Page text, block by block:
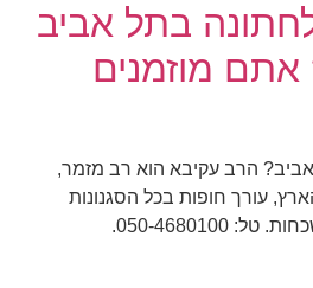
בתל אביב
מוזמנים
הרב עקיבא הוא רב מזמר,
עורך חופות בכל הסגנונות
4680100.